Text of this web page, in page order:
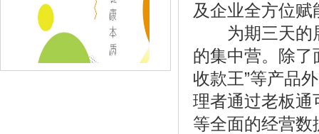
《班尼豆儿童童装，让孩子们穿的舒服穿
及企业全方位
为期三天的展
的集中营。除了
收款王”等产品
理者通过老板通
等全面的经营数